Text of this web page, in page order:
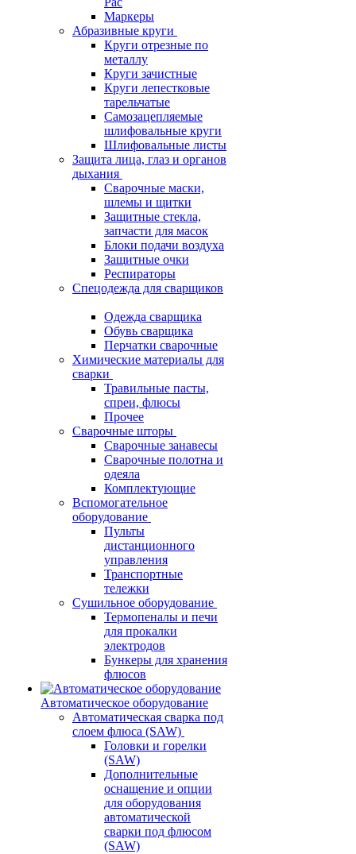
Маркеры
Абразивные круги
Круги отрезные по
металлу
Круги зачистные
Круги лепестковые
тарельчатые
Самозацепляемые
шлифовальные круги
Шлифовальные листы
Защита лица, глаз и органов
дыхания
Сварочные маски,
шлемы и щитки
Защитные стекла,
запчасти для масок
Блоки подачи воздуха
Защитные очки
Респираторы
Спецодежда для сварщиков
Одежда сварщика
Обувь сварщика
Перчатки сварочные
Химические материалы для
сварки
Травильные пасты,
спреи, флюсы
Прочее
Сварочные шторы
Сварочные занавесы
Сварочные полотна и
одеяла
Комплектующие
Вспомогательное
оборудование
Пульты
дистанционного
управления
Транспортные
тележки
Сушильное оборудование
Термопеналы и печи
для прокалки
электродов
Бункеры для хранения
флюсов
Автоматическое оборудование
Автоматическая сварка под
слоем флюса (SAW)
Головки и горелки
(SAW)
Дополнительные
оснащение и опции
для оборудования
автоматической
сварки под флюсом
(SAW)